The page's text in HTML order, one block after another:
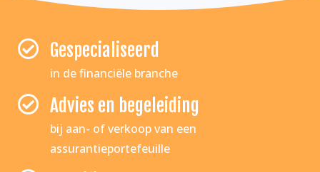
Gespecialiseerd
in de financiële branche
Advies en begeleiding
bij aan- of verkoop van een
assurantieportefeuille